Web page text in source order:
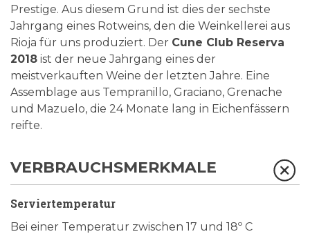
Prestige. Aus diesem Grund ist dies der sechste
Jahrgang eines Rotweins, den die Weinkellerei aus
Rioja für uns produziert. Der Cune Club Reserva
2018 ist der neue Jahrgang eines der
meistverkauften Weine der letzten Jahre. Eine
Assemblage aus Tempranillo, Graciano, Grenache
und Mazuelo, die 24 Monate lang in Eichenfässern
reifte.
VERBRAUCHSMERKMALE
Serviertemperatur
Bei einer Temperatur zwischen 17 und 18º C